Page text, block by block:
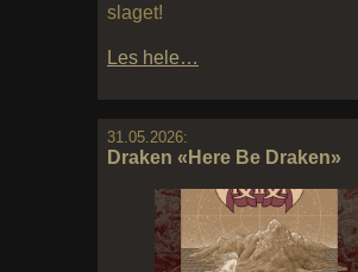
slaget!
Les hele…
31.05.2026:
Draken «Here Be Draken»